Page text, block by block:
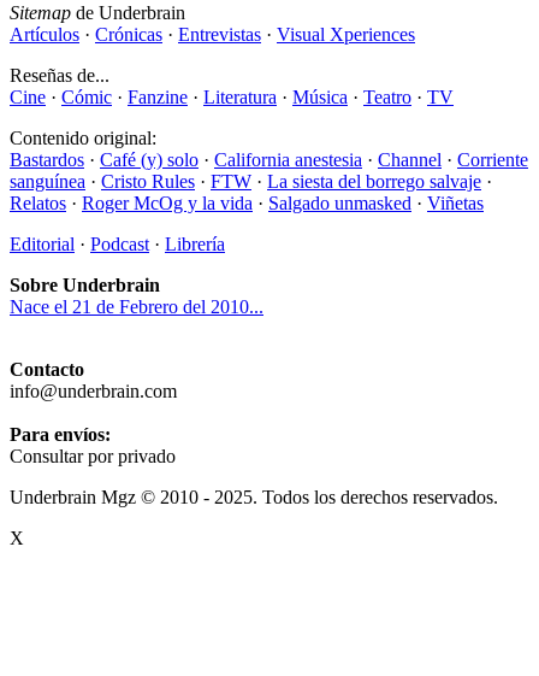
Sitemap de Underbrain
Artículos · Crónicas · Entrevistas · Visual Xperiences
Reseñas de...
Cine · Cómic · Fanzine · Literatura · Música · Teatro · TV
Contenido original:
Bastardos · Café (y) solo · California anestesia · Channel · Corriente
sanguínea · Cristo Rules · FTW · La siesta del borrego salvaje ·
Relatos · Roger McOg y la vida · Salgado unmasked · Viñetas
Editorial · Podcast · Librería
Sobre Underbrain
Nace el 21 de Febrero del 2010...
Contacto
info@underbrain.com
Para envíos:
Consultar por privado
Underbrain Mgz © 2010 - 2025. Todos los derechos reservados.
X